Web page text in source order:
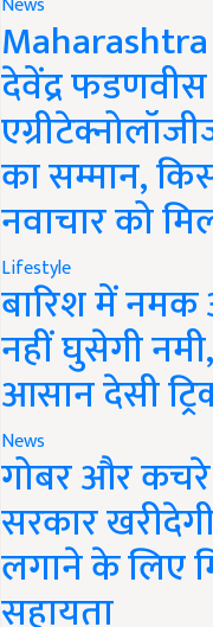
देवेंद्र फडणवीस
का सम्मान,
नवाचार को
Lifestyle
बारिश में
नहीं घुसेगी
आसान देसी
News
गोबर और
सरकार
लगाने के लिए
सहायता